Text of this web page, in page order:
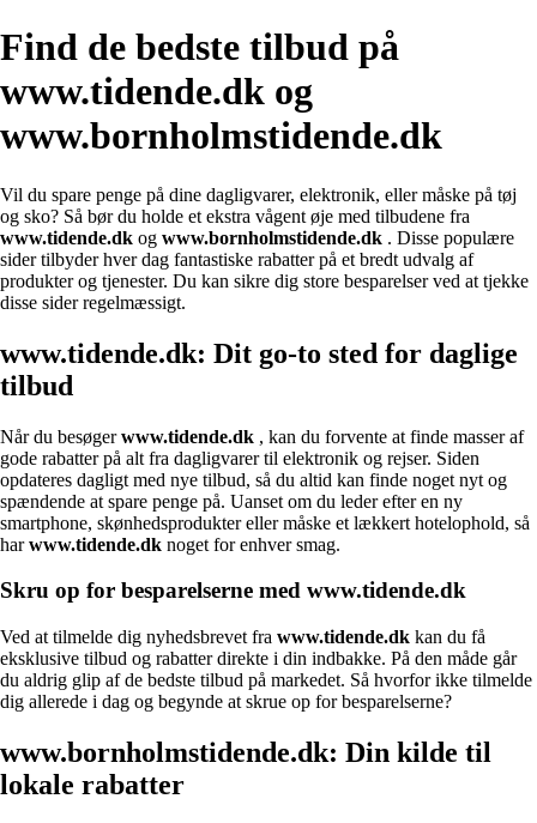
Find de bedste tilbud på
www.tidende.dk og
www.bornholmstidende.dk
Vil du spare penge på dine dagligvarer, elektronik, eller måske på tøj
og sko? Så bør du holde et ekstra vågent øje med tilbudene fra
www.tidende.dk og www.bornholmstidende.dk . Disse populære
sider tilbyder hver dag fantastiske rabatter på et bredt udvalg af
produkter og tjenester. Du kan sikre dig store besparelser ved at tjekke
disse sider regelmæssigt.
www.tidende.dk: Dit go-to sted for daglige
tilbud
Når du besøgerwww.tidende.dk , kan du forvente at finde masser af
gode rabatter på alt fra dagligvarer til elektronik og rejser. Siden
opdateres dagligt med nye tilbud, så du altid kan finde noget nyt og
spændende at spare penge på. Uanset om du leder efter en ny
smartphone, skønhedsprodukter eller måske et lækkert hotelophold, så
harwww.tidende.dk noget for enhver smag.
Skru op for besparelserne med www.tidende.dk
Ved at tilmelde dig nyhedsbrevet fra www.tidende.dk kan du få
eksklusive tilbud og rabatter direkte i din indbakke. På den måde går
du aldrig glip af de bedste tilbud på markedet. Så hvorfor ikke tilmelde
dig allerede i dag og begynde at skrue op for besparelserne?
www.bornholmstidende.dk: Din kilde til
lokale rabatter